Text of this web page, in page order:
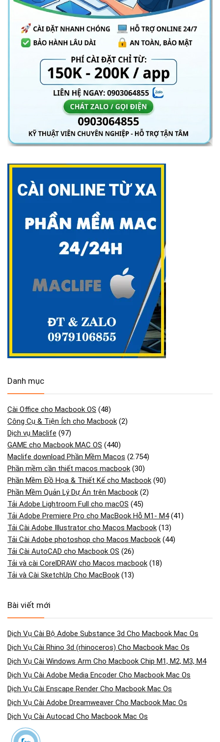
Danh mục
Cài Office cho Macbook OS (48)
Công Cụ & Tiện Ích cho Macbook (2)
Dịch vụ Maclife (97)
GAME cho Macbook MAC OS (440)
Maclife download Phần Mềm Macos (2.754)
Phần mềm cần thiết macos macbook (30)
Phần Mềm Đồ Họa & Thiết Kế cho Macbook (90)
Phần Mềm Quản Lý Dự Án trên Macbook (2)
Tải Adobe Lightroom Full cho macOS (45)
Tải Adobe Premiere Pro cho MacBook Hỗ M1- M4(41)
Tải Cài Adobe Illustrator cho Macos Macbook (13)
Tải Cài Adobe photoshop cho Macos Macbook (44)
Tải Cài AutoCAD cho Macbook OS (26)
Tải và cài CorelDRAW cho Macos macbook (18)
Tải và Cài SketchUp Cho MacBook (13)
Bài viết mới
Dịch Vụ Cài Bộ Adobe Substance 3d Cho Macbook Mac Os
Dịch Vụ Cài Rhino 3d (rhinoceros) Cho Macbook Mac Os
Dịch Vụ Cài Windows Arm Cho Macbook Chip M1, M2, M3, M4
Dịch Vụ Cài Adobe Media Encoder Cho Macbook Mac Os
Dịch Vụ Cài Enscape Render Cho Macbook Mac Os
Dịch Vụ Cài Adobe Dreamweaver Cho Macbook Mac Os
Dịch Vụ Cài Autocad Cho Macbook Mac Os